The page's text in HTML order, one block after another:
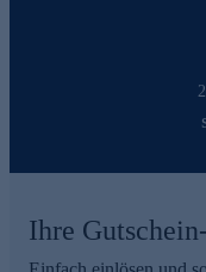
Ihre